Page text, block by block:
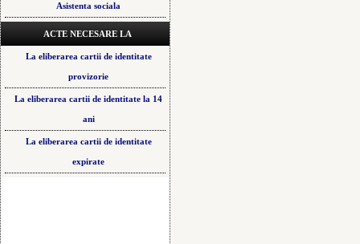
Asistenta sociala
ACTE NECESARE LA
La eliberarea cartii de identitate
provizorie
La eliberarea cartii de identitate la 14
ani
La eliberarea cartii de identitate
expirate